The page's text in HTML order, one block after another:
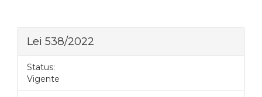
Lei 538/2022
Status:
Vigente